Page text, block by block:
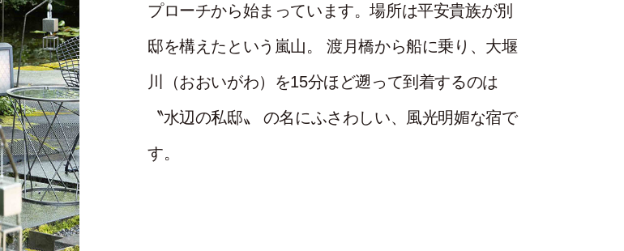
プローチから始まっています。場所は平安貴族が別
邸を構えたという嵐山。 渡月橋から船に乗り、大堰
川（おおいがわ）を15分ほど遡って到着するのは
〝水辺の私邸〟 の名にふさわしい、風光明媚な宿で
す。